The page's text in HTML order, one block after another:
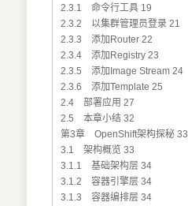
2.3.1 命令行工具 19
2.3.2 以集群管理员登录 21
2.3.3 添加Router 22
2.3.4 添加Registry 23
2.3.5 添加Image Stream 24
2.3.6 添加Template 25
2.4 部署应用 27
2.5 本章小结 32
第3章 OpenShift架构探秘 33
3.1 架构概览 33
3.1.1 基础架构层 34
3.1.2 容器引擎层 34
3.1.3 容器编排层 34